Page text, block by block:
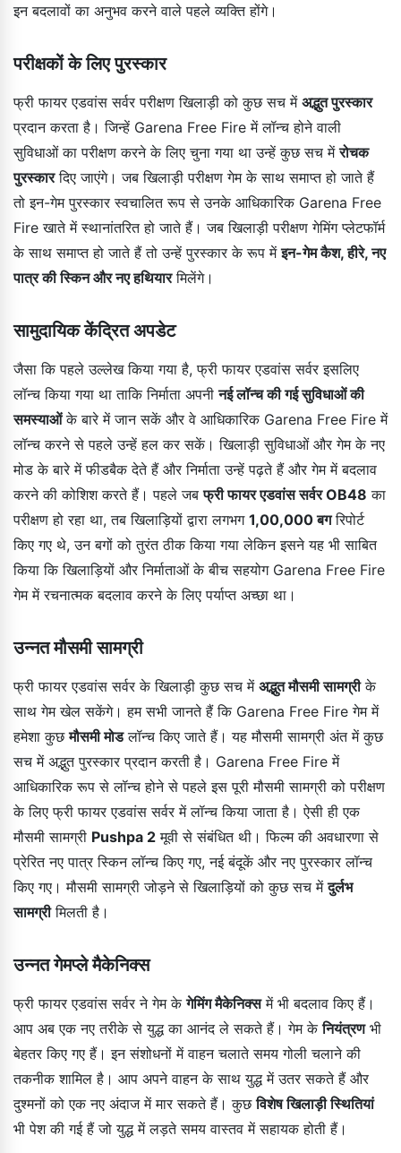
इन बदलावों का अनुभव करने वाले पहले व्यक्ति होंगे।
परीक्षकों के लिए पुरस्कार
फ्री फायर एडवांस सर्वर परीक्षण खिलाड़ी को कुछ सच में अद्भुत पुरस्कार
प्रदान करता है। जिन्हें Garena Free Fire में लॉन्च होने वाली
सुविधाओं का परीक्षण करने के लिए चुना गया था उन्हें कुछ सच मेंरोचक
पुरस्कारदिए जाएंगे। जब खिलाड़ी परीक्षण गेम के साथ समाप्त हो जाते हैं
तो इन-गेम पुरस्कार स्वचालित रूप से उनके आधिकारिक Garena Free
Fire खाते में स्थानांतरित हो जाते हैं। जब खिलाड़ी परीक्षण गेमिंग प्लेटफॉर्म
के साथ समाप्त हो जाते हैं तो उन्हें पुरस्कार के रूप मेंइन-गेम कैश, हीरे, नए
पात्र की स्किन और नए हथियारमिलेंगे।
सामुदायिक केंद्रित अपडेट
जैसा कि पहले उल्लेख किया गया है, फ्री फायर एडवांस सर्वर इसलिए
लॉन्च किया गया था ताकि निर्माता अपनीनई लॉन्च की गई सुविधाओं की
समस्याओंके बारे में जान सकें और वे आधिकारिक Garena Free Fire में
लॉन्च करने से पहले उन्हें हल कर सकें। खिलाड़ी सुविधाओं और गेम के नए
मोड के बारे में फीडबैक देते हैं और निर्माता उन्हें पढ़ते हैं और गेम में बदलाव
करने की कोशिश करते हैं। पहले जबफ्री फायर एडवांस सर्वर OB48 का
परीक्षण हो रहा था, तब खिलाड़ियों द्वारा लगभग 1,00,000 बगरिपोर्ट
किए गए थे, उन बगों को तुरंत ठीक किया गया लेकिन इसने यह भी साबित
किया कि खिलाड़ियों और निर्माताओं के बीच सहयोग Garena Free Fire
गेम में रचनात्मक बदलाव करने के लिए पर्याप्त अच्छा था।
उन्नत मौसमी सामग्री
फ्री फायर एडवांस सर्वर के खिलाड़ी कुछ सच में अद्भुत मौसमी सामग्रीके
साथ गेम खेल सकेंगे। हम सभी जानते हैं कि Garena Free Fire गेम में
हमेशा कुछमौसमी मोडलॉन्च किए जाते हैं। यह मौसमी सामग्री अंत में कुछ
सच में अद्भुत पुरस्कार प्रदान करती है। Garena Free Fire में
आधिकारिक रूप से लॉन्च होने से पहले इस पूरी मौसमी सामग्री को परीक्षण
के लिए फ्री फायर एडवांस सर्वर में लॉन्च किया जाता है। ऐसी ही एक
मौसमी सामग्री Pushpa 2 मूवी से संबंधित थी। फिल्म की अवधारणा से
प्रेरित नए पात्र स्किन लॉन्च किए गए, नई बंदूकें और नए पुरस्कार लॉन्च
किए गए। मौसमी सामग्री जोड़ने से खिलाड़ियों को कुछ सच मेंदुर्लभ
सामग्रीमिलती है।
उन्नत गेमप्ले मैकेनिक्स
फ्री फायर एडवांस सर्वर ने गेम केगेमिंग मैकेनिक्समें भी बदलाव किए हैं।
आप अब एक नए तरीके से युद्ध का आनंद ले सकते हैं। गेम केनियंत्रणभी
बेहतर किए गए हैं। इन संशोधनों में वाहन चलाते समय गोली चलाने की
तकनीक शामिल है। आप अपने वाहन के साथ युद्ध में उतर सकते हैं और
दुश्मनों को एक नए अंदाज में मार सकते हैं। कुछविशेष खिलाड़ी स्थितियां
भी पेश की गई हैं जो युद्ध में लड़ते समय वास्तव में सहायक होती हैं।